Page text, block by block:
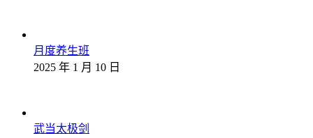
月度养生班
2025 年 1 月 10 日
武当太极剑